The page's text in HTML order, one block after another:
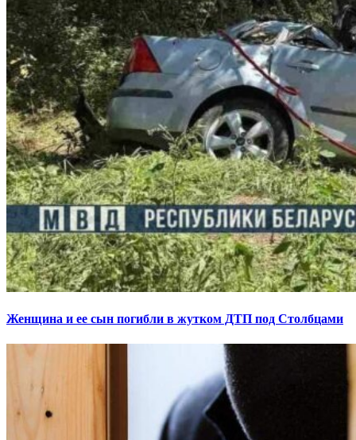
Женщина и ее сын погибли в жутком ДТП под Столбцами